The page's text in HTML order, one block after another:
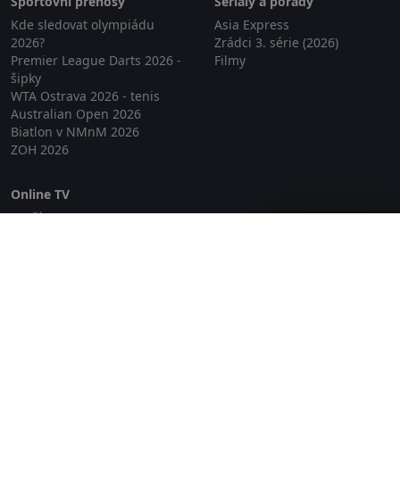
Kde sledovat olympiádu
2026?
Premier League Darts 2026 -
šipky
WTA Ostrava 2026 - tenis
Australian Open 2026
Biatlon v NMnM 2026
ZOH 2026
Asia Express
Zrádci 3. série (2026)
Filmy
Online TV
Lepší.TV